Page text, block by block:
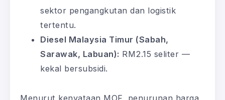
sektor pengangkutan dan logistik
tertentu.
Diesel Malaysia Timur (Sabah,
Sarawak, Labuan): RM2.15 seliter —
kekal bersubsidi.
Menurut kenyataan MOF, penurunan harga